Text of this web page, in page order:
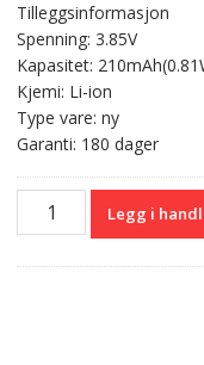
Tilleggsinformasjon
Spenning: 3.85V
Kapasitet:
Kjemi: Li-ion
Type vare: ny
Garanti: 180 dager
Originalt
batteri
Legg i